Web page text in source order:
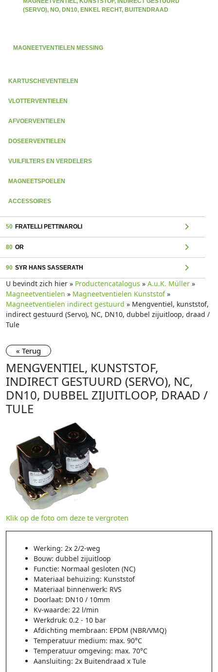
(SERVO), NO, DN10, ENKEL RECHT, BUITENDRAAD
MAGNEETVENTIELEN MESSING
KARTUSCHEVENTIELEN
VLOTTERVENTIELEN
AFVOERVENTIELEN
DOSEERVENTIELEN
VUILFILTERS EN VERDELERS
MAGNEETSPOELEN
ACCESSOIRES
50 FRATELLI PETTINAROLI chevron_right
80 OR chevron_right
90 SYR HANS SASSERATH chevron_right
U bevindt zich hier » Productencatalogus » A.u.K. Müller »
Magneetventielen » Magneetventielen Kunststof»
Magneetventielen indirect gestuurd » Mengventiel, kunststof,
indirect gestuurd (Servo), NC, DN10, dubbel zijuitloop, draad /
Tule
« Terug
MENGVENTIEL, KUNSTSTOF,
INDIRECT GESTUURD (SERVO), NC,
DN10, DUBBEL ZIJUITLOOP, DRAAD /
TULE
Klik op de foto om deze te vergroten
Werking: 2x 2/2-weg
Bouw: dubbel zijuitloop
Functie: Normaal gesloten (NC)
Materiaal behuizing: Kunststof
Materiaal binnenwerk: RVS
Doorlaat: DN10 / 10mm
Kv-waarde: 22 l/min
Werkdruk: 0.2 - 10 bar
Afdichting membraan: EPDM (NBR/VMQ)
Temperatuur medium: max. 90°C
Temperatuur omgeving: max. 70°C
Aansluiting: 2x Buitendraad x Tule